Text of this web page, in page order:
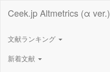
Ceek.jp Altmetrics (α ver.)
文献ランキング
新着文献